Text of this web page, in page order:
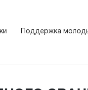
Поддержка